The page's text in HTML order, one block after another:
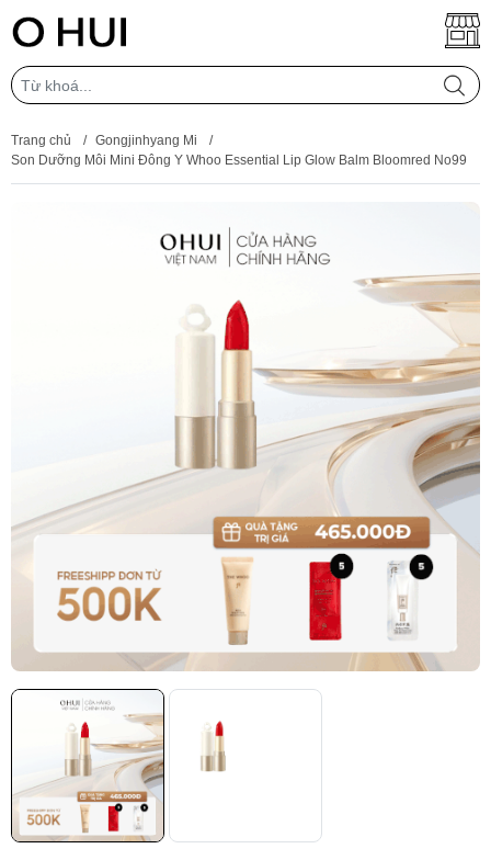
Trang chủ / Gongjinhyang Mi
/
Son Dưỡng Môi Mini Đông Y Whoo Essential Lip Glow Balm Bloomred No99